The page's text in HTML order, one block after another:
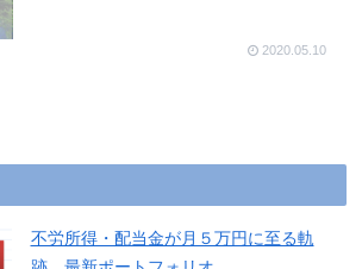
2020.05.10
不労所得・配当金が月５万円に至る軌